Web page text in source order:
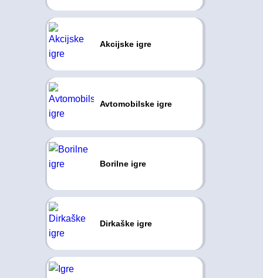
Akcijske igre
Avtomobilske igre
Borilne igre
Dirkaške igre